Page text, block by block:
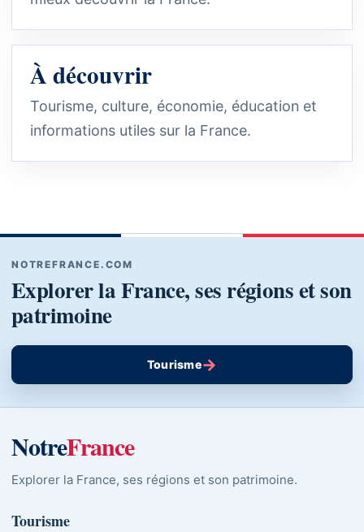
À découvrir
Tourisme, culture, économie, éducation et
informations utiles sur la France.
NOTREFRANCE.COM
Explorer la France, ses régions et son
patrimoine
Tourisme→
NotreFrance
Explorer la France, ses régions et son patrimoine.
Tourisme